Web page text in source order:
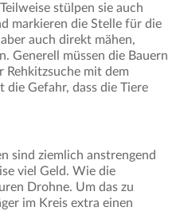
stülpen sie auch
markieren die Stelle für die
auch direkt mähen,
Generell müssen die Bauern
Rehkitzsuche mit dem
die Gefahr, dass die Tiere
sind ziemlich anstrengend
viel Geld. Wie die
Drohne. Um das zu
im Kreis extra einen